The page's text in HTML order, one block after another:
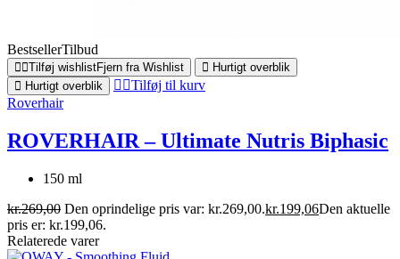
BestsellerTilbud
Tilføj wishlistFjern fra Wishlist
Hurtigt overblik
Hurtigt overblik
Tilføj til kurv
Roverhair
ROVERHAIR – Ultimate Nutris Biphasic
150 ml
kr.269,00 Den oprindelige pris var: kr.269,00.kr.199,06Den aktuelle
pris er: kr.199,06.
Relaterede varer